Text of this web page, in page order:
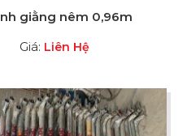
giằng nêm 0,96m
Giá: Liên Hệ